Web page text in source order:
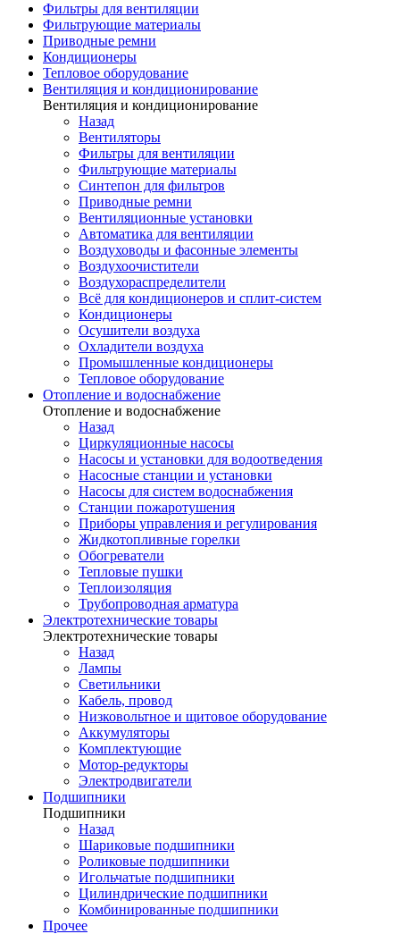
Фильтры для вентиляции
Фильтрующие материалы
Приводные ремни
Кондиционеры
Тепловое оборудование
Вентиляция и кондиционирование
Вентиляция и кондиционирование
Назад
Вентиляторы
Фильтры для вентиляции
Фильтрующие материалы
Синтепон для фильтров
Приводные ремни
Вентиляционные установки
Автоматика для вентиляции
Воздуховоды и фасонные элементы
Воздухоочистители
Воздухораспределители
Всё для кондиционеров и сплит-систем
Кондиционеры
Осушители воздуха
Охладители воздуха
Промышленные кондиционеры
Тепловое оборудование
Отопление и водоснабжение
Отопление и водоснабжение
Назад
Циркуляционные насосы
Насосы и установки для водоотведения
Насосные станции и установки
Насосы для систем водоснабжения
Станции пожаротушения
Приборы управления и регулирования
Жидкотопливные горелки
Обогреватели
Тепловые пушки
Теплоизоляция
Трубопроводная арматура
Электротехнические товары
Электротехнические товары
Назад
Лампы
Светильники
Кабель, провод
Низковольтное и щитовое оборудование
Аккумуляторы
Комплектующие
Мотор-редукторы
Электродвигатели
Подшипники
Подшипники
Назад
Шариковые подшипники
Роликовые подшипники
Игольчатые подшипники
Цилиндрические подшипники
Комбинированные подшипники
Прочее